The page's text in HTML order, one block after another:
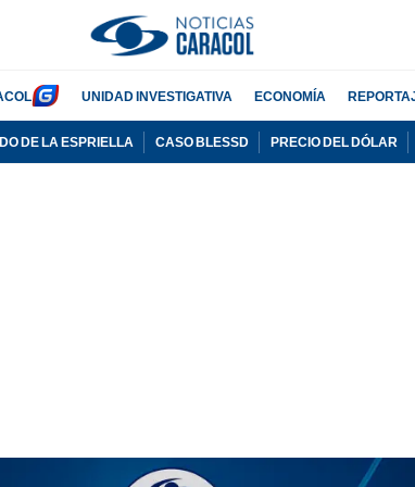
UNIDAD INVESTIGATIVA ECONOMÍA
DE LA ESPRIELLA CASO BLESSD PRECIO DEL DÓLAR